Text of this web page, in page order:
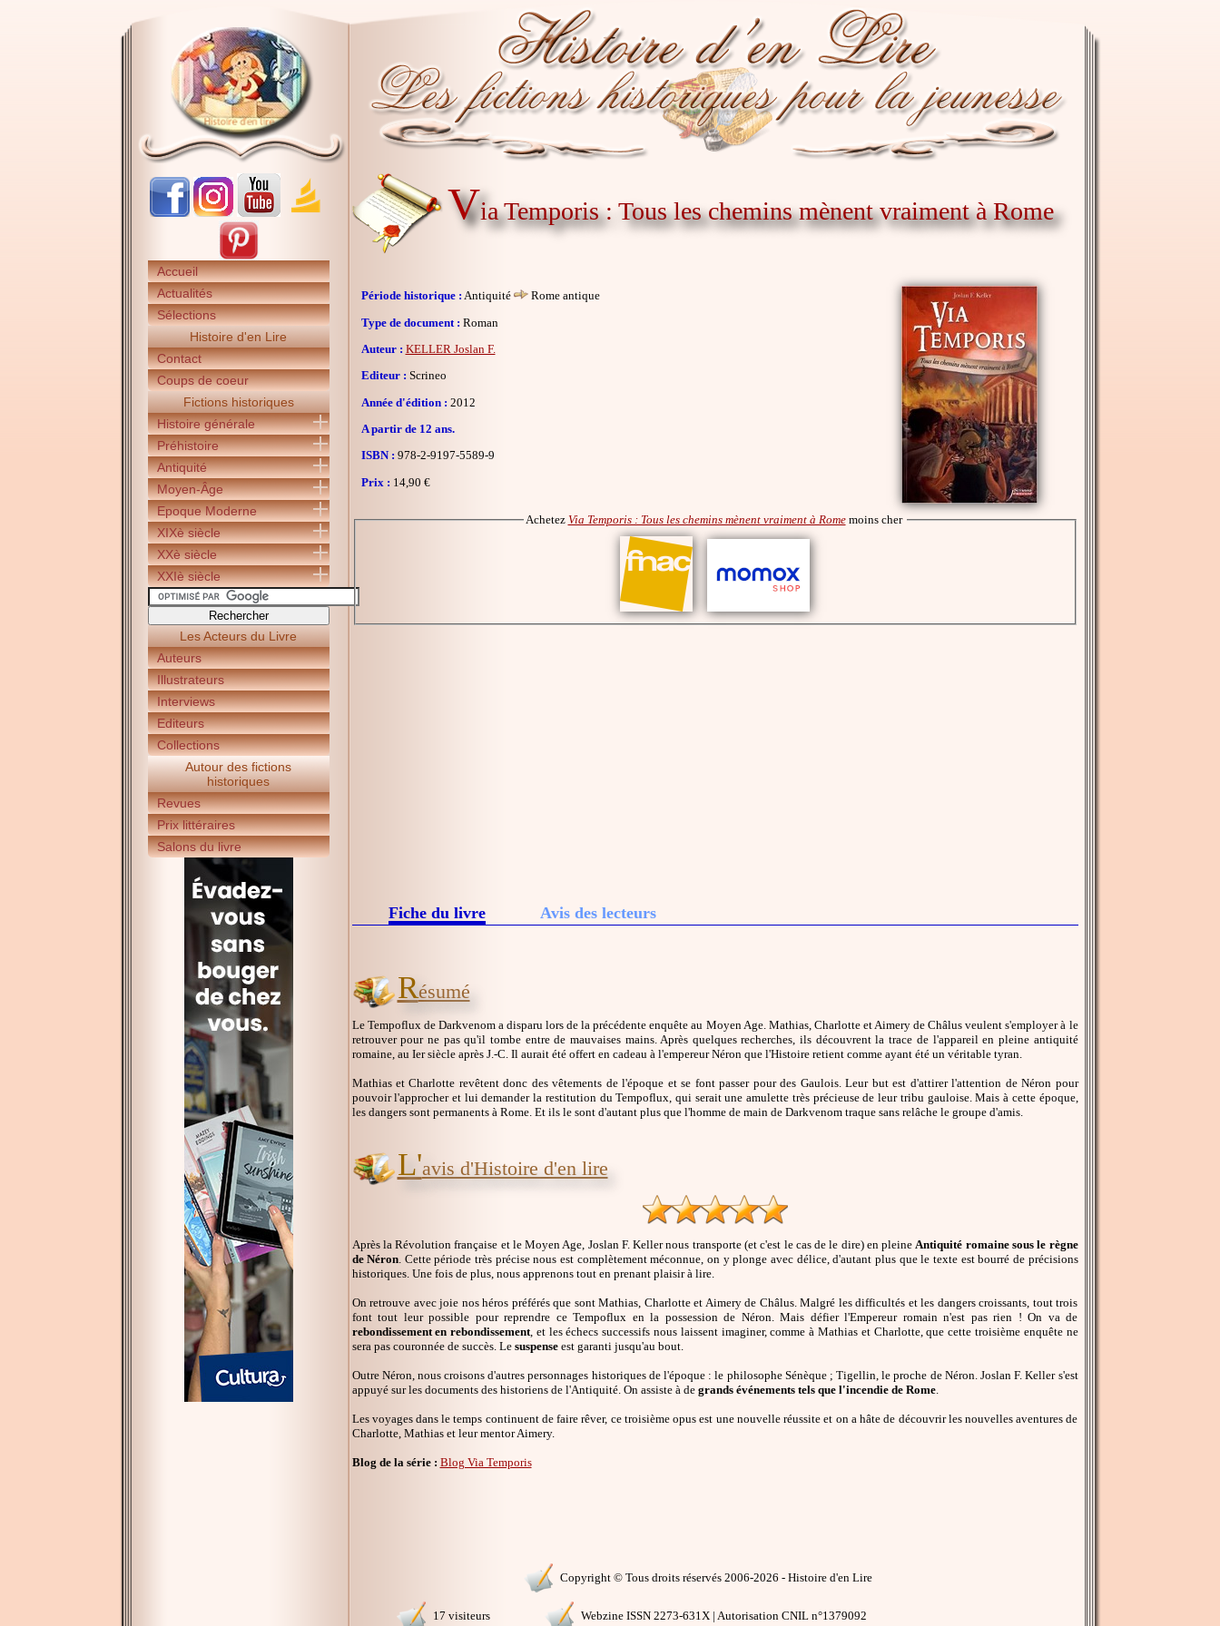
Accueil
Actualités
Sélections
Histoire d'en Lire
Contact
Coups de coeur
Fictions historiques
Histoire générale
Préhistoire
Antiquité
Moyen-Âge
Epoque Moderne
XIXè siècle
XXè siècle
XXIè siècle
Les Acteurs du Livre
Auteurs
Illustrateurs
Interviews
Editeurs
Collections
Autour des fictions
historiques
Revues
Prix littéraires
Salons du livre
Via Temporis : Tous les chemins mènent vraiment à Rome
Période historique : Antiquité
Rome antique
Type de document : Roman
Auteur : KELLER Joslan F.
Editeur : Scrineo
Année d'édition : 2012
A partir de 12 ans.
ISBN : 978-2-9197-5589-9
Prix : 14,90 €
Achetez Via Temporis : Tous les chemins mènent vraiment à Romemoins cher
Fiche du livre Avis des lecteurs
Résumé
Le Tempoflux de Darkvenom a disparu lors de la précédente enquête au Moyen Age. Mathias, Charlotte et Aimery de Châlus veulent s'employer à le
retrouver pour ne pas qu'il tombe entre de mauvaises mains. Après quelques recherches, ils découvrent la trace de l'appareil en pleine antiquité
romaine, au Ier siècle après J.-C. Il aurait été offert en cadeau à l'empereur Néron que l'Histoire retient comme ayant été un véritable tyran.
Mathias et Charlotte revêtent donc des vêtements de l'époque et se font passer pour des Gaulois. Leur but est d'attirer l'attention de Néron pour
pouvoir l'approcher et lui demander la restitution du Tempoflux, qui serait une amulette très précieuse de leur tribu gauloise. Mais à cette époque,
les dangers sont permanents à Rome. Et ils le sont d'autant plus que l'homme de main de Darkvenom traque sans relâche le groupe d'amis.
L'avis d'Histoire d'en lire
Après la Révolution française et le Moyen Age, Joslan F. Keller nous transporte (et c'est le cas de le dire) en pleine Antiquité romaine sous le règne
de Néron . Cette période très précise nous est complètement méconnue, on y plonge avec délice, d'autant plus que le texte est bourré de précisions
historiques. Une fois de plus, nous apprenons tout en prenant plaisir à lire.
On retrouve avec joie nos héros préférés que sont Mathias, Charlotte et Aimery de Châlus. Malgré les difficultés et les dangers croissants, tout trois
font tout leur possible pour reprendre ce Tempoflux en la possession de Néron. Mais défier l'Empereur romain n'est pas rien ! On va de
rebondissement en rebondissement , et les échecs successifs nous laissent imaginer, comme à Mathias et Charlotte, que cette troisième enquête ne
sera pas couronnée de succès. Le suspenseest garanti jusqu'au bout.
Outre Néron, nous croisons d'autres personnages historiques de l'époque : le philosophe Sénèque ; Tigellin, le proche de Néron. Joslan F. Keller s'est
appuyé sur les documents des historiens de l'Antiquité. On assiste à de grands événements tels que l'incendie de Rome.
Les voyages dans le temps continuent de faire rêver, ce troisième opus est une nouvelle réussite et on a hâte de découvrir les nouvelles aventures de
Charlotte, Mathias et leur mentor Aimery.
Blog de la série : Blog Via Temporis
Copyright © Tous droits réservés 2006-2026 - Histoire d'en Lire
17 visiteurs Webzine ISSN 2273-631X | Autorisation CNIL n°1379092